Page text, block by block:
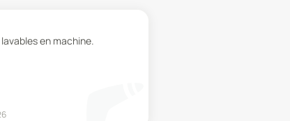
en machine.